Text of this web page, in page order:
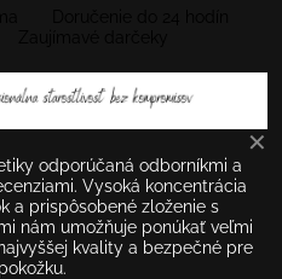
✕
odporúčaná odborníkmi a
Vysoká koncentrácia
a prispôsobené zloženie s
nám umožňuje ponúkať veľmi
kvality a bezpečné pre